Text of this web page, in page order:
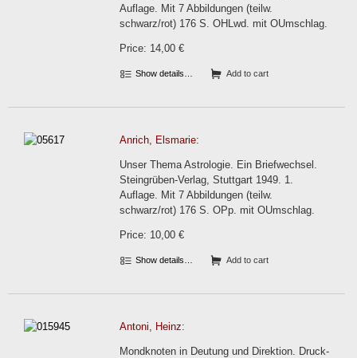
Auflage. Mit 7 Abbildungen (teilw.
schwarz/rot) 176 S. OHLwd. mit OUmschlag.
Price: 14,00 €
Show details… Add to cart
Anrich, Elsmarie:
Unser Thema Astrologie. Ein Briefwechsel.
Steingrüben-Verlag, Stuttgart 1949. 1.
Auflage. Mit 7 Abbildungen (teilw.
schwarz/rot) 176 S. OPp. mit OUmschlag.
Price: 10,00 €
Show details… Add to cart
Antoni, Heinz:
Mondknoten in Deutung und Direktion. Druck-